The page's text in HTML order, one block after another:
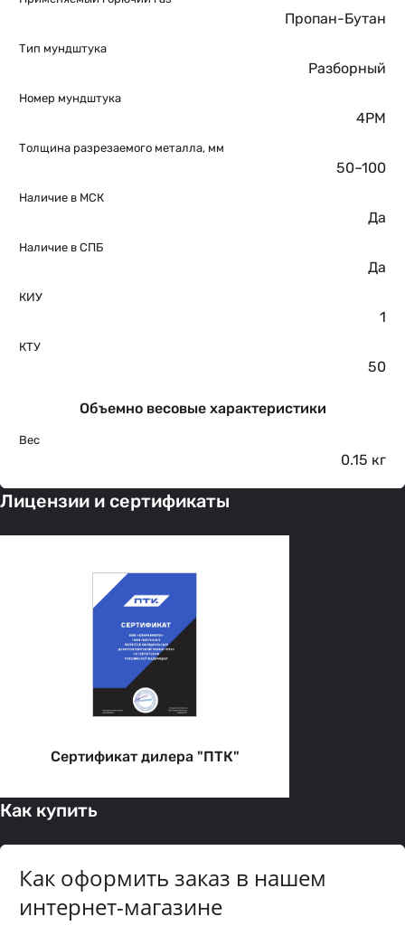
Пропан-Бутан
Тип мундштука
Разборный
Номер мундштука
4PM
Толщина разрезаемого металла, мм
50–100
Наличие в МСК
Да
Наличие в СПБ
Да
КИУ
1
КТУ
50
Объемно весовые характеристики
Вес
0.15 кг
Лицензии и сертификаты
Сертификат дилера "ПТК"
Как купить
Как оформить заказ в нашем
интернет-магазине